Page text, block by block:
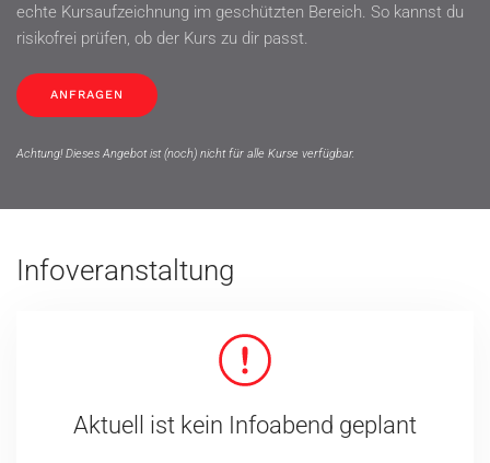
echte Kursaufzeichnung im geschützten Bereich. So kannst du
risikofrei prüfen, ob der Kurs zu dir passt.
ANFRAGEN
Achtung! Dieses Angebot ist (noch) nicht für alle Kurse verfügbar.
Infoveranstaltung
Aktuell ist kein Infoabend geplant